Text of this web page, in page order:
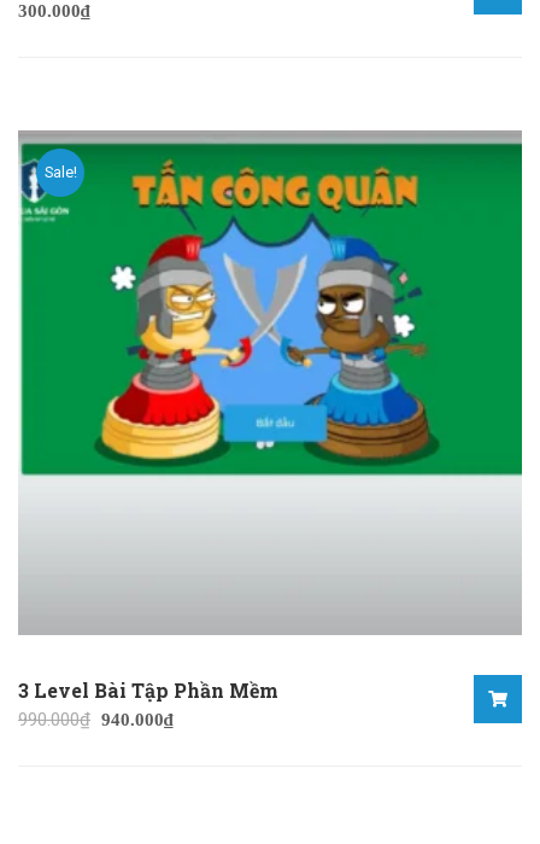
300.000₫
Sale!
3 Level Bài Tập Phần Mềm
990.000₫ 940.000₫